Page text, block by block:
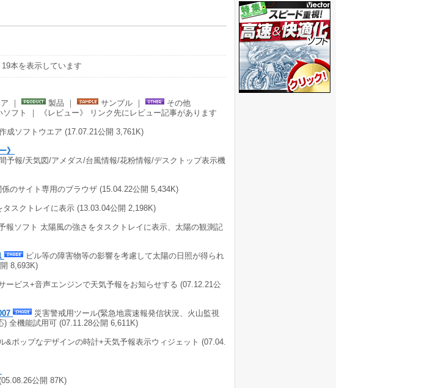
本を表示しています
｜ 製品 ｜ サンプル ｜
その他
ソフト ｜ 《レビュー》 リンク先にレビュー記事があります
成ソフトウエア (17.07.21公開 3,761K)
》
予報/天気図/アメダス/台風情報/花粉情報/デスクトップ表示機
のサイト専用のブラウザ (15.04.22公開 5,434K)
タスクトレイに表示 (13.03.04公開 2,198K)
報ソフト 太陽風の強さをタスクトレイに表示、太陽の観測記
ビル等の障害物等の影響を考慮して太陽の日照が得られ
8,693K)
ービス+音声エンジンで天気予報をお知らせする (07.12.21公
災害警戒用ツール(緊急地震速報発信状況、火山監視
) 全機能試用可 (07.11.28公開 6,611K)
&ポップなデザインの時計+天気予報表示ウィジェット (07.04.
公開 87K)